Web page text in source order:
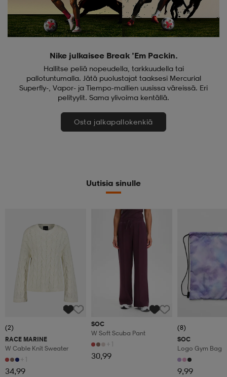
Nike julkaisee Break ’Em Packin.
Hallitse peliä nopeudella, tarkkuudella tai
pallotuntumalla. Jätä puolustajat taaksesi Mercurial
Superfly-, Vapor- ja Tiempo-mallien uusissa väreissä. Eri
pelityylit. Sama ylivoima kentällä.
Osta jalkapallokenkiä
Uutisia sinulle
(2)
RACE MARINE
W Cable Knit Sweater
+1
34,99
SOC
W Soft Scuba Pant
+1
30,99
(8)
SOC
Logo Gym Bag
9,99